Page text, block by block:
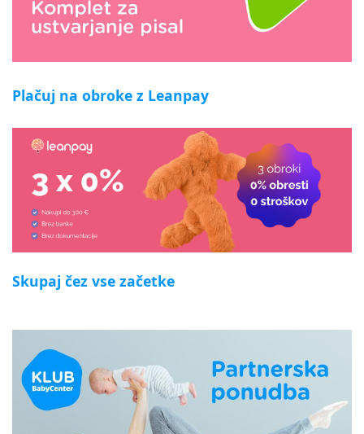
Plačuj na obroke z Leanpay
Skupaj čez vse začetke